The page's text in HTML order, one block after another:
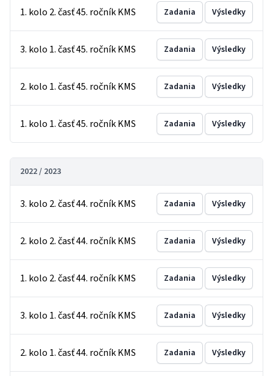
1. kolo 2. časť 45. ročník KMS Zadania Výsledky
3. kolo 1. časť 45. ročník KMS Zadania Výsledky
2. kolo 1. časť 45. ročník KMS Zadania Výsledky
1. kolo 1. časť 45. ročník KMS Zadania Výsledky
2022 / 2023
3. kolo 2. časť 44. ročník KMS Zadania Výsledky
2. kolo 2. časť 44. ročník KMS Zadania Výsledky
1. kolo 2. časť 44. ročník KMS Zadania Výsledky
3. kolo 1. časť 44. ročník KMS Zadania Výsledky
2. kolo 1. časť 44. ročník KMS Zadania Výsledky